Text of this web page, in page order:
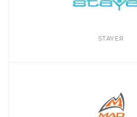
STAYER